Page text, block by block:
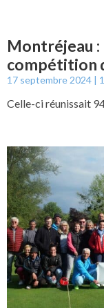
Montréjeau :
compétition
17 septembre 2024
Celle-ci réunissait